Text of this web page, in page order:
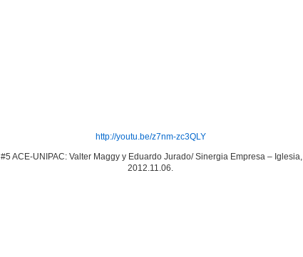
http://youtu.be/z7nm-zc3QLY
#5 ACE-UNIPAC: Valter Maggy y Eduardo Jurado/ Sinergia Empresa – Iglesia,
2012.11.06.